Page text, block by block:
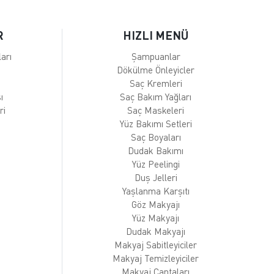
HIZLI MENÜ
Şampuanlar
Dökülme Önleyicler
Saç Kremleri
Saç Bakım Yağları
Saç Maskeleri
Yüz Bakımı Setleri
Saç Boyaları
Dudak Bakımı
Yüz Peelingi
Duş Jelleri
Yaşlanma Karşıtı
Göz Makyajı
Yüz Makyajı
Dudak Makyajı
Makyaj Sabitleyiciler
Makyaj Temizleyiciler
Makyaj Çantaları